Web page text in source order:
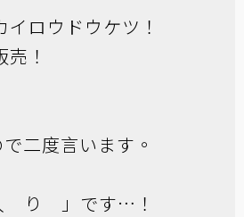
ロウドウケツ！
！
二度言います。
り 」です…！